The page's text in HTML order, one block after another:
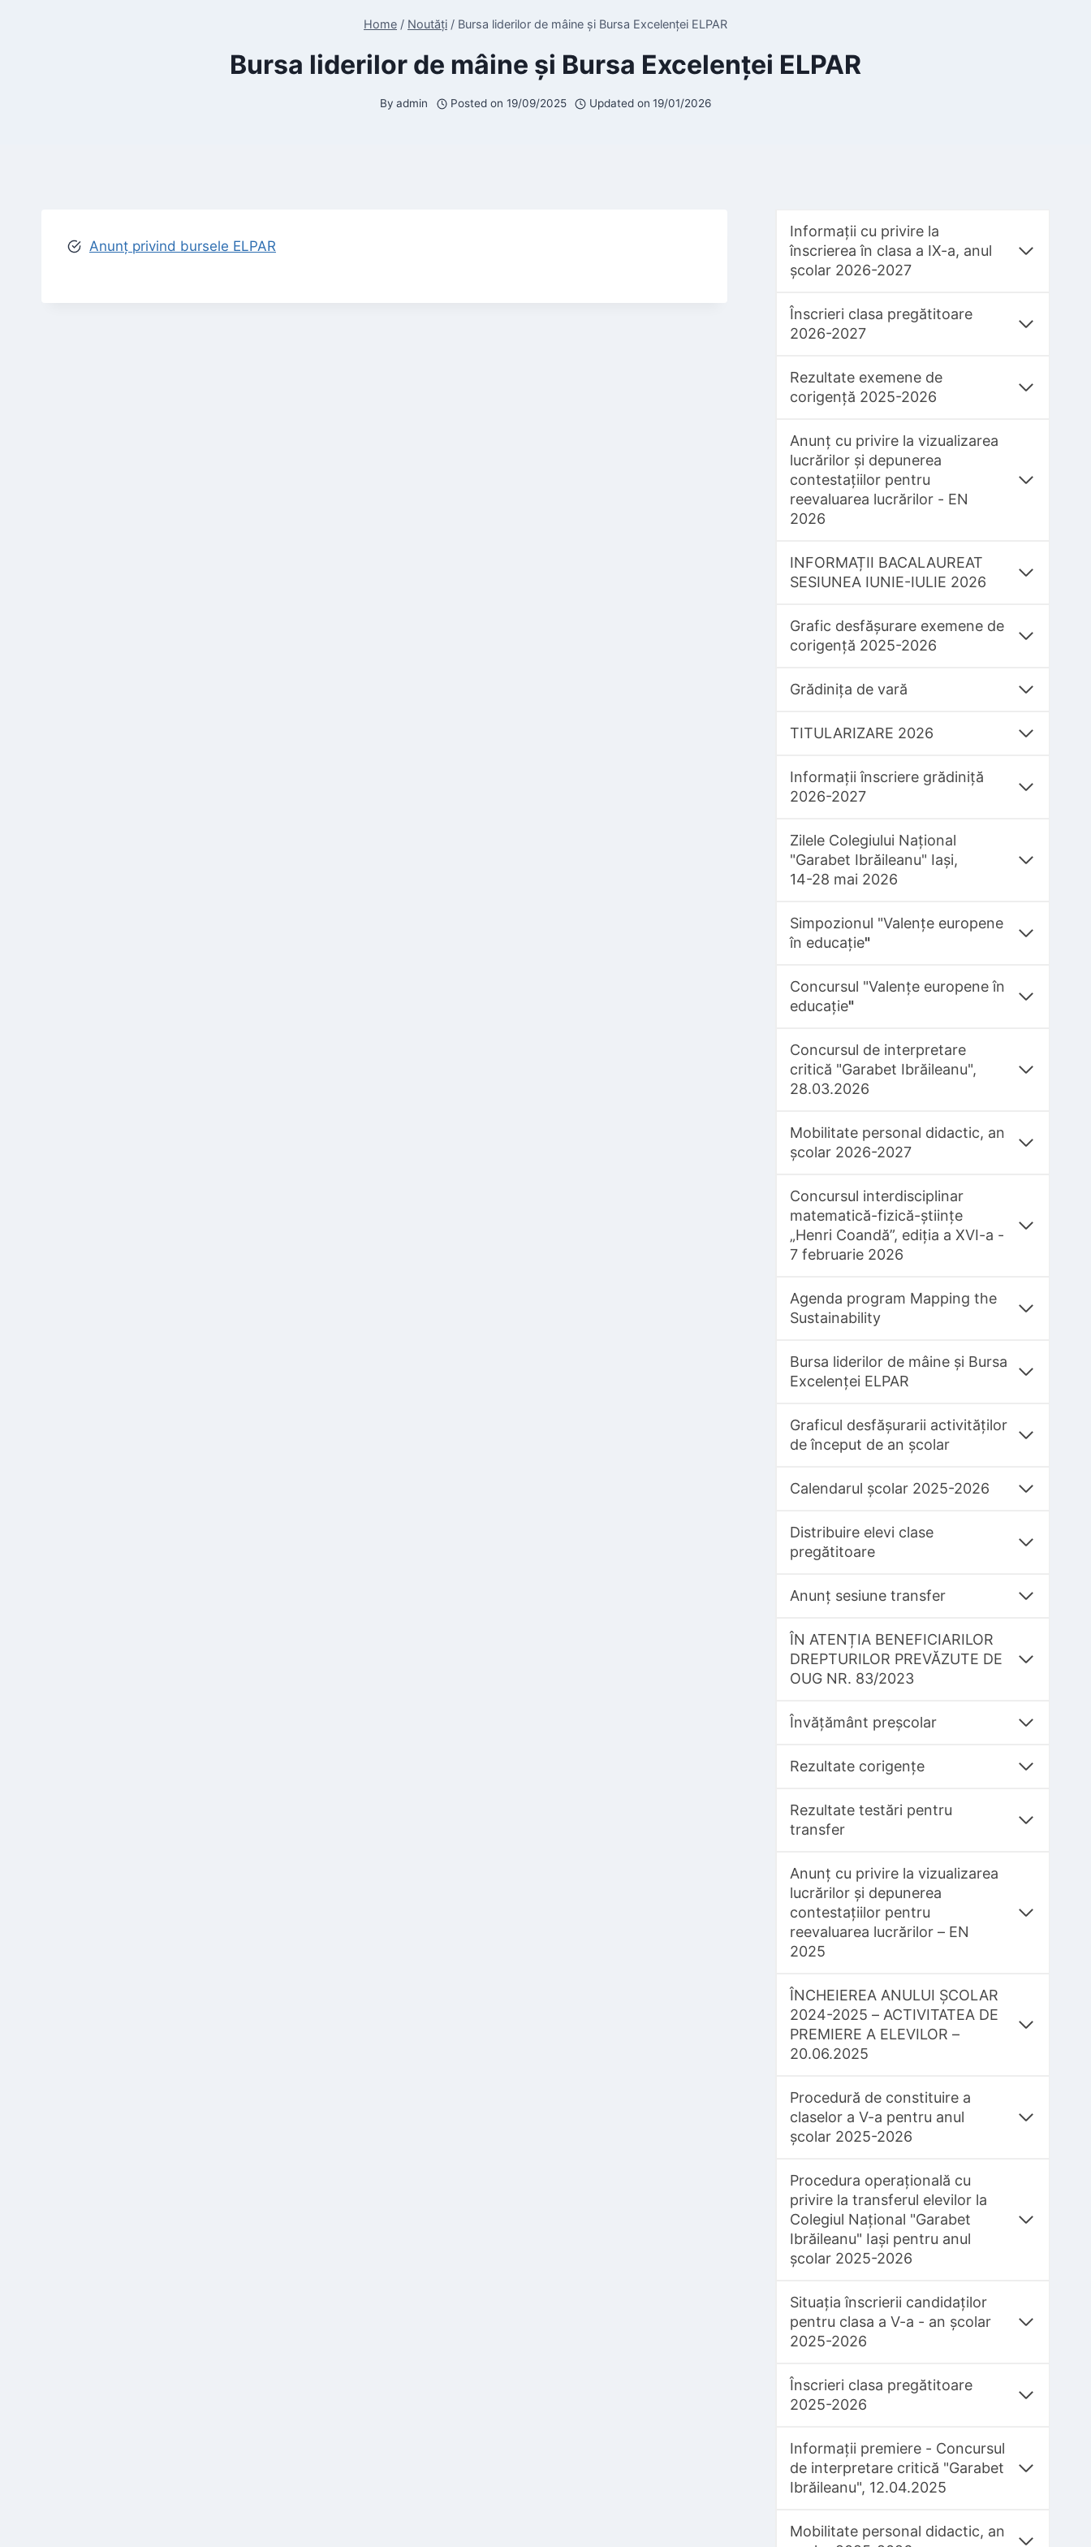
Home / Noutăți / Bursa liderilor de mâine și Bursa Excelenței ELPAR
Bursa liderilor de mâine și Bursa Excelenței ELPAR
By admin Posted on 19/09/2025 Updated on 19/01/2026
Anunț privind bursele ELPAR
Informații cu privire la
înscrierea în clasa a IX-a, anul
școlar 2026-2027
Înscrieri clasa pregătitoare
2026-2027
Rezultate exemene de
corigență 2025-2026
Anunț cu privire la vizualizarea
lucrărilor și depunerea
contestațiilor pentru
reevaluarea lucrărilor - EN
2026
INFORMAȚII BACALAUREAT
SESIUNEA IUNIE-IULIE 2026
Grafic desfășurare exemene de
corigență 2025-2026
Grădinița de vară
TITULARIZARE 2026
Informații înscriere grădiniță
2026-2027
Zilele Colegiului Național
"Garabet Ibrăileanu" Iași,
14-28 mai 2026
Simpozionul "Valențe europene
în educație"
Concursul "Valențe europene în
educație"
Concursul de interpretare
critică "Garabet Ibrăileanu",
28.03.2026
Mobilitate personal didactic, an
școlar 2026-2027
Concursul interdisciplinar
matematică-fizică-științe
„Henri Coandă”, ediția a XVI-a -
7 februarie 2026
Agenda program Mapping the
Sustainability
Bursa liderilor de mâine și Bursa
Excelenței ELPAR
Graficul desfășurarii activităților
de început de an școlar
Calendarul școlar 2025-2026
Distribuire elevi clase
pregătitoare
Anunț sesiune transfer
ÎN ATENȚIA BENEFICIARILOR
DREPTURILOR PREVĂZUTE DE
OUG NR. 83/2023
Învățământ preșcolar
Rezultate corigențe
Rezultate testări pentru
transfer
Anunț cu privire la vizualizarea
lucrărilor și depunerea
contestațiilor pentru
reevaluarea lucrărilor – EN
2025
ÎNCHEIEREA ANULUI ȘCOLAR
2024-2025 – ACTIVITATEA DE
PREMIERE A ELEVILOR –
20.06.2025
Procedură de constituire a
claselor a V-a pentru anul
școlar 2025-2026
Procedura operațională cu
privire la transferul elevilor la
Colegiul Național "Garabet
Ibrăileanu" Iași pentru anul
școlar 2025-2026
Situația înscrierii candidaților
pentru clasa a V-a - an școlar
2025-2026
Înscrieri clasa pregătitoare
2025-2026
Informații premiere - Concursul
de interpretare critică "Garabet
Ibrăileanu", 12.04.2025
Mobilitate personal didactic, an